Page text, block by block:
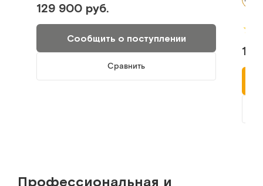
129 900 руб.
Сообщить о поступлении
Сравнить
Профессиональная и